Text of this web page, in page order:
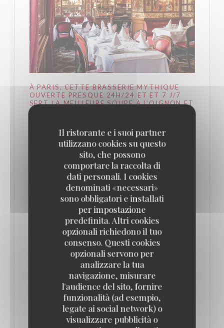
Il ristorante e i suoi partner
utilizzano cookies su questo
sito, che possono
comportare la raccolta di
dati personali. I cookies
denominati «necessari»
sono obbligatori e installati
per impostazione
predefinita. Altri cookies
opzionali richiedono il tuo
consenso. Questi cookies
opzionali servono per
analizzare la tua
navigazione, misurare
l'audience del sito, fornire
funzionalità (ad esempio,
legate ai social network) o
visualizzare pubblicità o
À PARIS, CETTE BRASSERIE MYTHIQUE
OUVERTE PRESQUE 24H/24 ET ET 7 J/7
SERT LA MEILLEURE SOUPE À L’OIGNON ET
UN PIED DE COCHON DEVENU LÉGENDAIRE
29/07/2025
C'est un repaire légendaire, même après minuit. Et
cette brasserie mythique du quartier des Halles
sert un pied de cochon à tomber...
Fondée en 1947, cette brasserie parisienne mythique
sert un pied de cochon dont la recette est
inchangée depuis près de 70 ans. Ouvert presque
24h/24 et 7 jours sur 7, ce lieu où la gastronomie
française est reine est un incontournable à Paris. Et
ce, même après minuit ! Il ne vous reste plus qu’à
pousser les portes de la brasserie, décorées de
poignées dorées… en forme de pieds de cochon !